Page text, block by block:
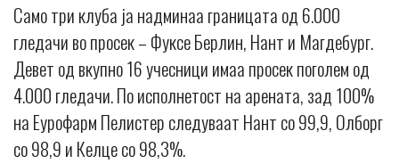
Само три клуба ја надминаа границата од 6.000
гледачи во просек – Фуксе Берлин, Нант и Магдебург.
Девет од вкупно 16 учесници имаа просек поголем од
4.000 гледачи. По исполнетост на арената, зад 100%
на Еурофарм Пелистер следуваат Нант со 99,9, Олборг
со 98,9 и Келце со 98,3%.